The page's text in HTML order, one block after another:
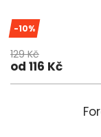
-10%
129 Kč
od 116 Kč